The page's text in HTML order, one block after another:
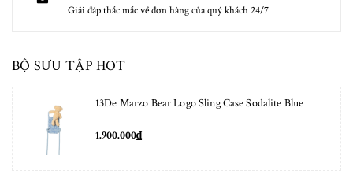
Giải đáp thắc mắc về đơn hàng của quý khách 24/7
BỘ SƯU TẬP HOT
13De Marzo Bear Logo Sling Case Sodalite Blue
1.900.000₫